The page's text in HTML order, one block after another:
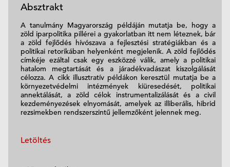
Absztrakt
A tanulmány Magyarország példáján mutatja be, hogy a
zöld iparpolitika pillérei a gyakorlatban itt nem léteznek, bár
a zöld fejlődés hívószava a fejlesztési stratégiákban és a
politikai retorikában helyenként megjelenik. A zöld fejlődés
címkéje ezáltal csak egy eszközzé válik, amely a politikai
hatalom megtartását és a járadékvadászat kiszolgálását
célozza. A cikk illusztratív példákon keresztül mutatja be a
környezetvédelmi intézmények kiüresedését, politikai
annektálását, a zöld célok instrumentalizálását és a civil
kezdeményezések elnyomását, amelyek az illiberális, hibrid
rezsimekben rendszerszintű jellemzőként jelennek meg.
Letöltés